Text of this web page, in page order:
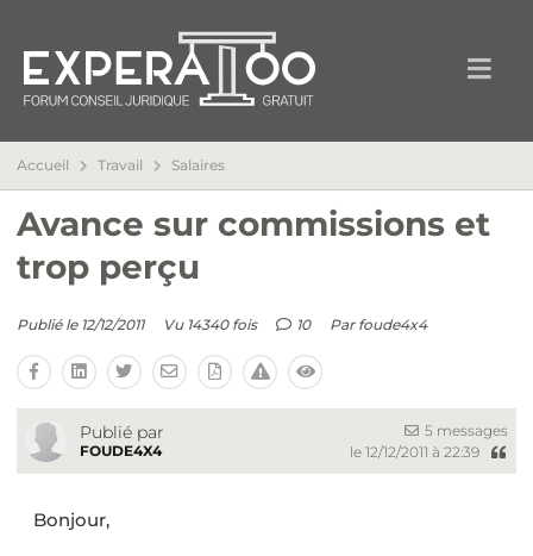
Accueil Travail Salaires
Avance sur commissions et
trop perçu
Publié le 12/12/2011 Vu 14340 fois 10 Par foude4x4
Publié par
FOUDE4X4
5 messages
le 12/12/2011 à 22:39
Bonjour,